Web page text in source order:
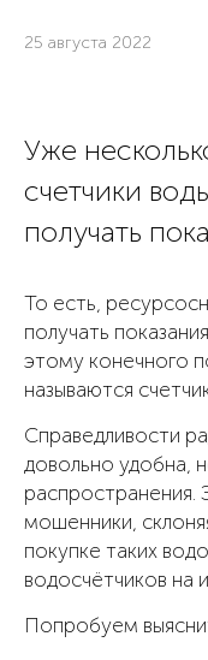
25 августа 2022
Уже
счетчики
получать
То есть,
получать
этому конечного
называются
Справедливости
довольно удобна,
распространения.
мошенники,
покупке таких
водосчётчиков на
Попробуем